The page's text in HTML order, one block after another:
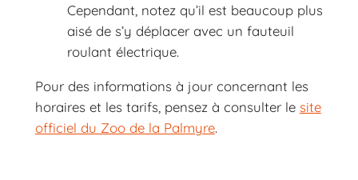
Cependant, notez qu’il est beaucoup plus
aisé de s’y déplacer avec un fauteuil
roulant électrique.
Pour des informations à jour concernant les
horaires et les tarifs, pensez à consulter le site
officiel du Zoo de la Palmyre.